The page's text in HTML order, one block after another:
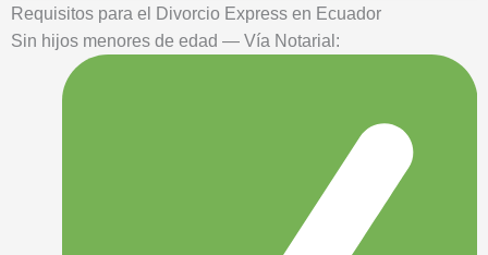
Requisitos para el Divorcio Express en Ecuador
Sin hijos menores de edad — Vía Notarial: